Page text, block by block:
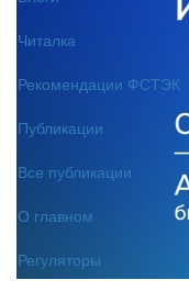
Читалка
Рекомендации ФСТЭК
Публикации
Все публикации
О главном
Регуляторы